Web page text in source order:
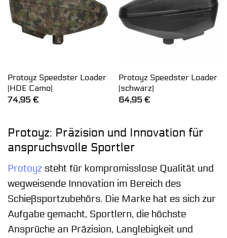
Protoyz Speedster Loader
(HDE Camo)
74,95 €
Protoyz Speedster Loader
(schwarz)
64,95 €
Protoyz: Präzision und Innovation für
anspruchsvolle Sportler
Protoyz steht für kompromisslose Qualität und
wegweisende Innovation im Bereich des
Schießsportzubehörs. Die Marke hat es sich zur
Aufgabe gemacht, Sportlern, die höchste
Ansprüche an Präzision, Langlebigkeit und